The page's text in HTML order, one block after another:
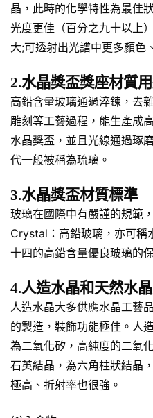
晶，此時的化學特性為最佳
光度更佳（百分之九十以上
大;可透射出光譜中更多顏色
2.水晶獎盃獎座材質
高鉛含量玻璃通過淬鍊，去
雕刻等工藝過程，能生產成
水晶獎盃，並且光線通過琢
代一般被稱為琉璃。
3.水晶獎盃材質標準
玻璃在國際中有嚴謹的規範
Crystal：高鉛玻璃，亦可稱
十四的高鉛含量優良玻璃的
4.人造水晶和天然水
人造水晶大多供應水晶工藝
的製造，裝飾功能極佳。人
為二氧化矽，高純度的二氧
石英結晶，為六角柱狀結晶
極高、折射率也很強。